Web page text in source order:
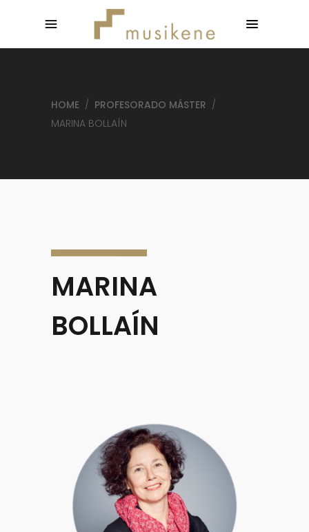
HOME / PROFESORADO MÁSTER /
MARINA BOLLAÍN
MARINA
BOLLAÍN